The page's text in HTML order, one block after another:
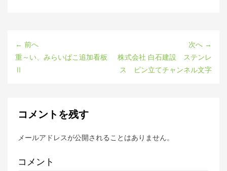
← 前へ
重～い、みらいばこ追加看板
Ⅱ
次へ →
株式会社 白石建設 ステンレ
ス ピン立てチャンネル文字
コメントを残す
メールアドレスが公開されることはありません。
コメント